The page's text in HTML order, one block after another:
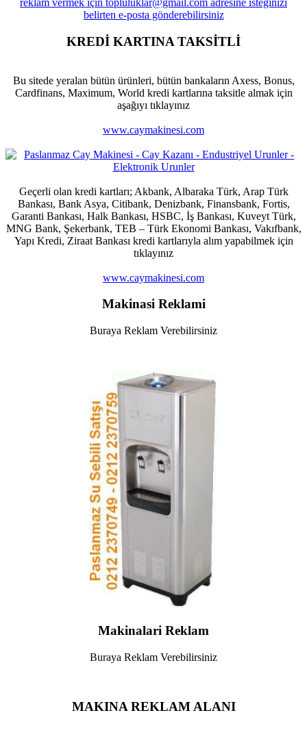
KREDİ KARTINA TAKSİTLİ
Bu sitede yeralan bütün ürünleri, bütün bankaların Axess, Bonus,
Cardfinans, Maximum, World kredi kartlarına taksitle almak için
aşağıyı tıklayınız
www.caymakinesi.com
Geçerli olan kredi kartları; Akbank, Albaraka Türk, Arap Türk
Bankası, Bank Asya, Citibank, Denizbank, Finansbank, Fortis,
Garanti Bankası, Halk Bankası, HSBC, İş Bankası, Kuveyt Türk,
MNG Bank, Şekerbank, TEB – Türk Ekonomi Bankası, Vakıfbank,
Yapı Kredi, Ziraat Bankası kredi kartlarıyla alım yapabilmek için
tıklayınız
www.caymakinesi.com
Makinasi Reklami
Buraya Reklam Verebilirsiniz
Makinalari Reklam
Buraya Reklam Verebilirsiniz
MAKINA REKLAM ALANI